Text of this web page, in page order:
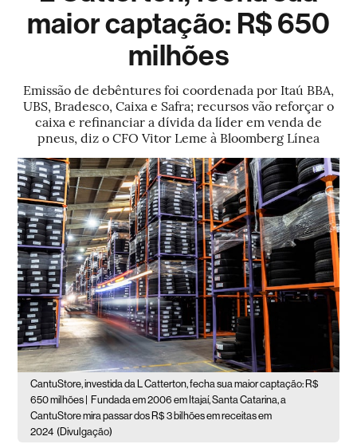
maior captação: R$ 650
milhões
Emissão de debêntures foi coordenada por Itaú BBA,
UBS, Bradesco, Caixa e Safra; recursos vão reforçar o
caixa e refinanciar a dívida da líder em venda de
pneus, diz o CFO Vitor Leme à Bloomberg Línea
CantuStore, investida da L Catterton, fecha sua maior captação: R$
650 milhões |
Fundada em 2006 em Itajaí, Santa Catarina, a
CantuStore mira passar dos R$ 3 bilhões em receitas em
2024 (Divulgação)